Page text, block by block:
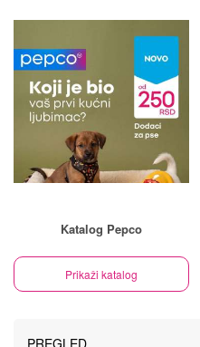
Katalog Pepco
Prikaži katalog
PREGLED